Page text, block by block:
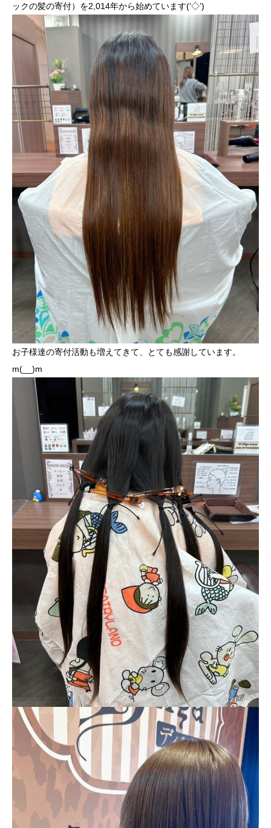
ックの髪の寄付）を2,014年から始めています(‘◇’)ゞ
お子様達の寄付活動も増えてきて、とても感謝しています。
m(__)m